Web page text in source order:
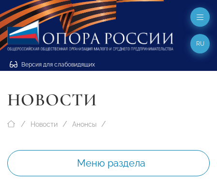
Версия для слабовидящих
RU
НОВОСТИ
Новости Анонсы
Меню раздела